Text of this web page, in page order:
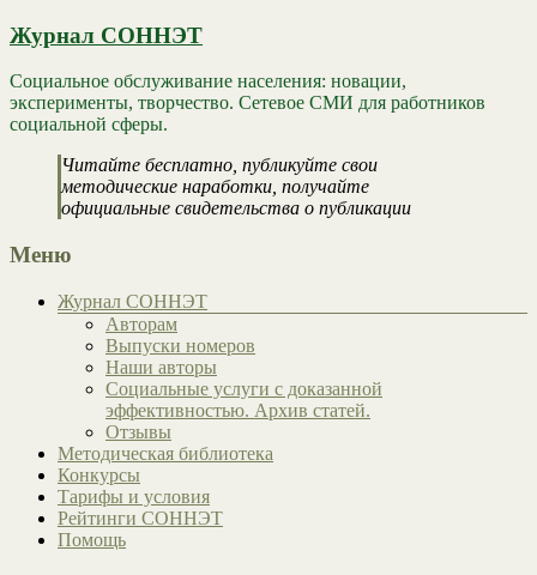
Журнал СОННЭТ
Социальное обслуживание населения: новации,
эксперименты, творчество. Сетевое СМИ для работников
социальной сферы.
Читайте бесплатно, публикуйте свои
методические наработки, получайте
официальные свидетельства о публикации
Меню
Журнал СОННЭТ
Авторам
Выпуски номеров
Наши авторы
Социальные услуги с доказанной
эффективностью. Архив статей.
Отзывы
Методическая библиотека
Конкурсы
Тарифы и условия
Рейтинги СОННЭТ
Помощь